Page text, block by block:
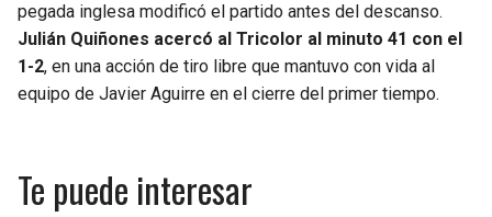
pegada inglesa modificó el partido antes del descanso.
Julián Quiñones acercó al Tricolor al minuto 41 con el
1-2, en una acción de tiro libre que mantuvo con vida al
equipo de Javier Aguirre en el cierre del primer tiempo.
Te puede interesar